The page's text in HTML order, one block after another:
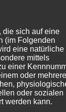
es auch
auch keine
wieder
Parkplätze
sich das
in jedem Fall
die sich auf eine
(im Folgenden
eine natürliche
mittels
einer
oder
oder sozialen
werden kann.